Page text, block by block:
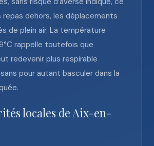
repas dehors, les déplacements
de plein air. La température
rappelle toutefois que
redevenir plus respirable
pour autant basculer dans la
locales de Aix-en-